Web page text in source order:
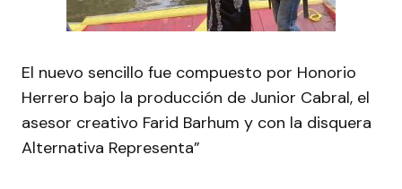
El nuevo sencillo fue compuesto por Honorio
Herrero bajo la producción de Junior Cabral, el
asesor creativo Farid Barhum y con la disquera
Alternativa Representa”